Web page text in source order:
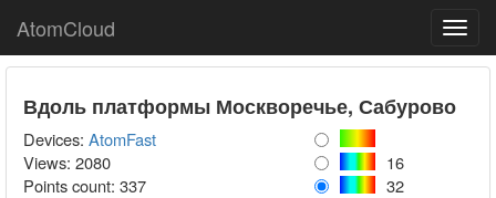
AtomCloud
Вдоль платформы Москворечье, Сабурово
Devices: AtomFast
Views: 2080
16
Points count: 337 32